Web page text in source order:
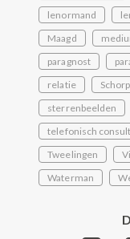
lenormand
Maagd
paragnost
relatie
sterrenbeelden
telefonisch
Tweelingen
Waterman